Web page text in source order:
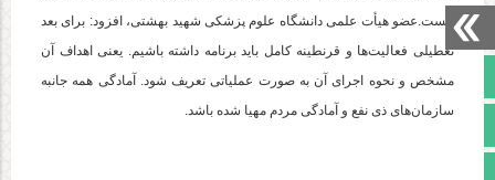
صفحه نخست
تالار گفتمان
نیست.عضو هیأت علمی دانشگاه علوم پزشکی شهید بهشتی، افزود: برای بعد
تعطیلی فعالیت‌ها و قرنطینه کامل باید برنامه داشته باشیم. یعنی اهداف آن
مشخص و نحوه اجرای آن به صورت عملیاتی تعریف شود. آمادگی همه جانبه
سازمان‌های ذی نفع و آمادگی مردم مهیا شده باشد.